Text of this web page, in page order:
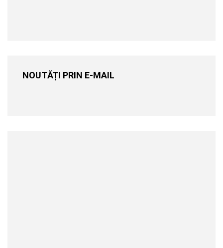
NOUTĂȚI PRIN E-MAIL